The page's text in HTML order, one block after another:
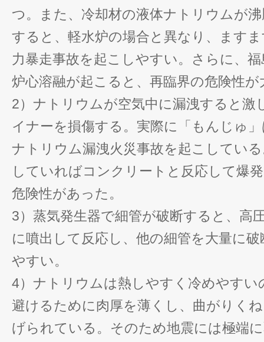
つ。また、冷却材の液体ナトリウムが
すると、軽水炉の場合と異なり、ます
力暴走事故を起こしやすい。さらに、
炉心溶融が起こると、再臨界の危険性が
2）ナトリウムが空気中に漏洩すると激
イナーを損傷する。実際に「もんじゅ
ナトリウム漏洩火災事故を起こしてい
していればコンクリートと反応して爆
危険性があった。
3）蒸気発生器で細管が破断すると、高
に噴出して反応し、他の細管を大量に
やすい。
4）ナトリウムは熱しやすく冷めやすい
避けるために肉厚を薄くし、曲がりく
げられている。そのため地震には極端